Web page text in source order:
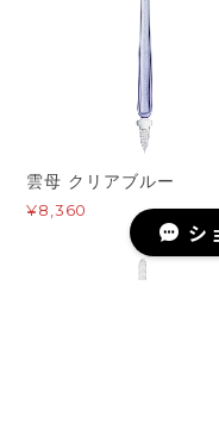
雲母 クリアブルー
¥8,360
シ